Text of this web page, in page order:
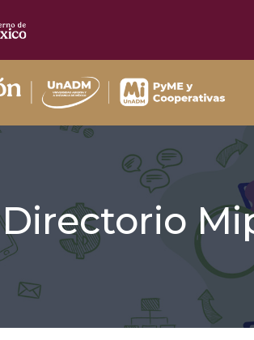
Directorio